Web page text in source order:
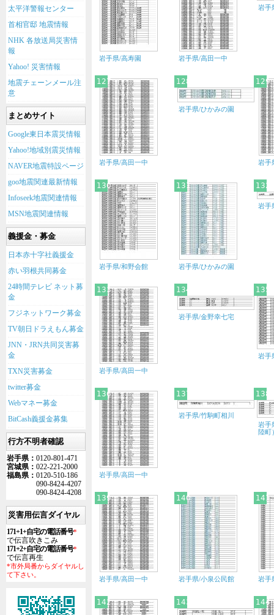
太平洋警報センター
首相官邸 地震情報
NHK 各放送局災害情
報
Yahoo! 災害情報
地震チェーンメール注
意
まとめサイト
Google東日本震災情報
Yahoo!地域別震災情報
NAVER地震特設ページ
goo地震関連最新情報
Infoseek地震関連情報
MSN地震関連情報
義援金・募金
日本赤十字社義援金
赤い羽根共同募金
24時間テレビ ネット募
金
フジネットワーク募金
TV朝日ドラえもん募金
JNN・JRN共同災害募
金
TXN災害募金
twitter募金
Webマネー募金
BitCash義援金募集
行方不明者確認
岩手県： 0120-801-471
宮城県： 022-221-2000
福島県： 0120-510-186
090-8424-4207
090-8424-4208
災害用伝言ダイヤル
171+1+自宅の電話番号*
で伝言吹きこみ
171+2+自宅の電話番号*
で伝言再生
*市外局番からダイヤルし
て下さい。
岩手県/高寿園 岩手県/高田一中
岩手
127
岩手県/高田一中
128
岩手県/ひかみの園
129
岩手
130
岩手県/和野会館
131
岩手県/ひかみの園
132
岩手
133
岩手県/高田一中
134
岩手県/金野幸七宅
135
岩手
136
岩手県/高田一中
137
岩手県/竹駒町相川
138
岩手
陸町
139
岩手県/高田一中
140
岩手県/小泉公民館
141
岩手
142 143 144